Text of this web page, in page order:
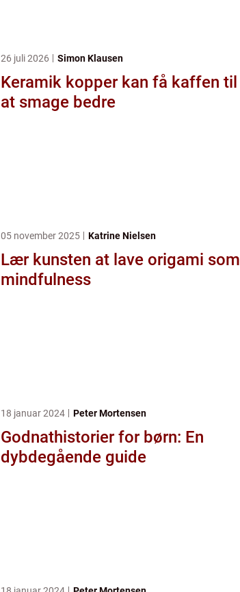
26 juli 2026 Simon Klausen
Keramik kopper kan få kaffen til
at smage bedre
05 november 2025 Katrine Nielsen
Lær kunsten at lave origami som
mindfulness
18 januar 2024 Peter Mortensen
Godnathistorier for børn: En
dybdegående guide